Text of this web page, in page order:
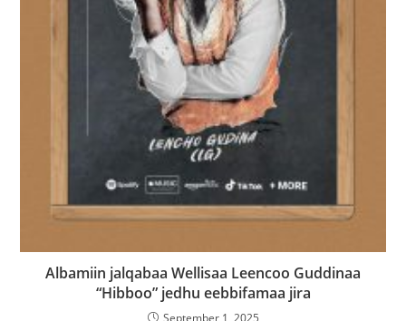
Albamiin jalqabaa Wellisaa Leencoo Guddinaa
“Hibboo” jedhu eebbifamaa jira